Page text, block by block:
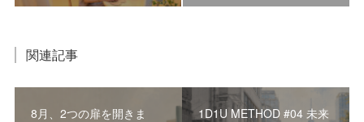
関連記事
8月、2つの扉を開きま
1D1U METHOD #04 未来